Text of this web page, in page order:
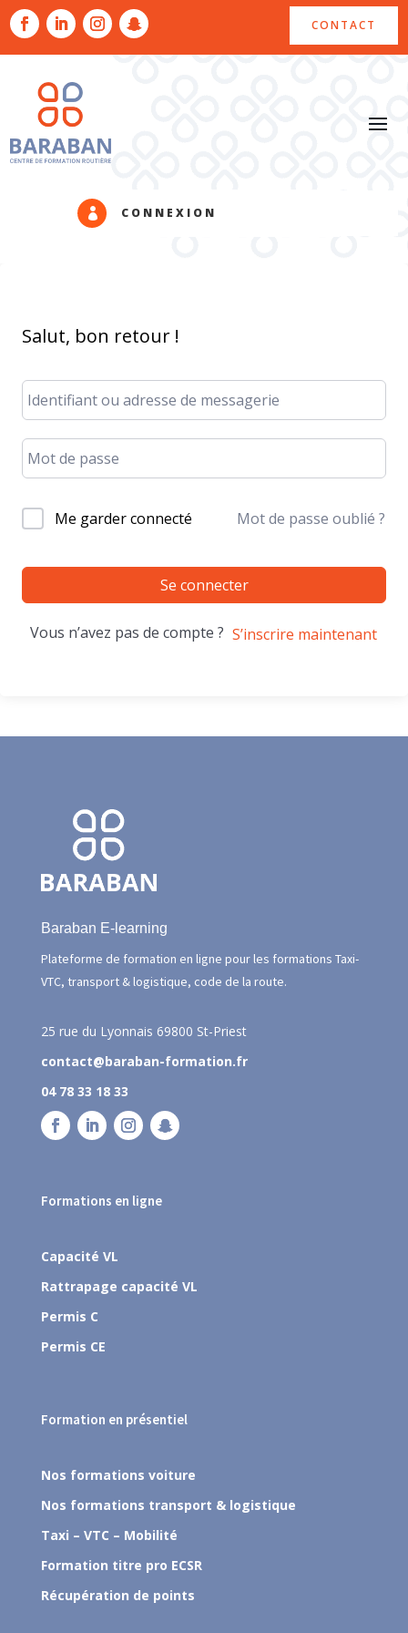
CONTACT
 CONNEXION
Salut, bon retour !
Me garder connecté Mot de passe oublié ?
Se connecter
Vous n’avez pas de compte ? S’inscrire maintenant
Baraban E-learning
Plateforme de formation en ligne pour les formations Taxi-
VTC, transport & logistique, code de la route.
25 rue du Lyonnais 69800 St-Priest
contact@baraban-formation.fr
04 78 33 18 33
Formations en ligne
Capacité VL
Rattrapage capacité VL
Permis C
Permis CE
Formation en présentiel
Nos formations voiture
Nos formations transport & logistique
Taxi – VTC – Mobilité
Formation titre pro ECSR
Récupération de points